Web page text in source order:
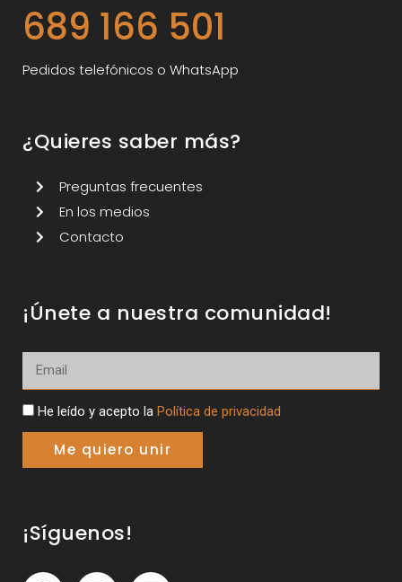
689 166 501
Pedidos telefónicos o WhatsApp
¿Quieres saber más?
Preguntas frecuentes
En los medios
Contacto
¡Únete a nuestra comunidad!
He leído y acepto la Política de privacidad
Me quiero unir
¡Síguenos!